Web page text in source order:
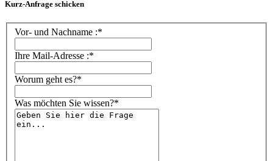
Kurz-Anfrage schicken
Vor- und Nachname :*
Ihre Mail-Adresse :*
Worum geht es?*
Was möchten Sie wissen?*